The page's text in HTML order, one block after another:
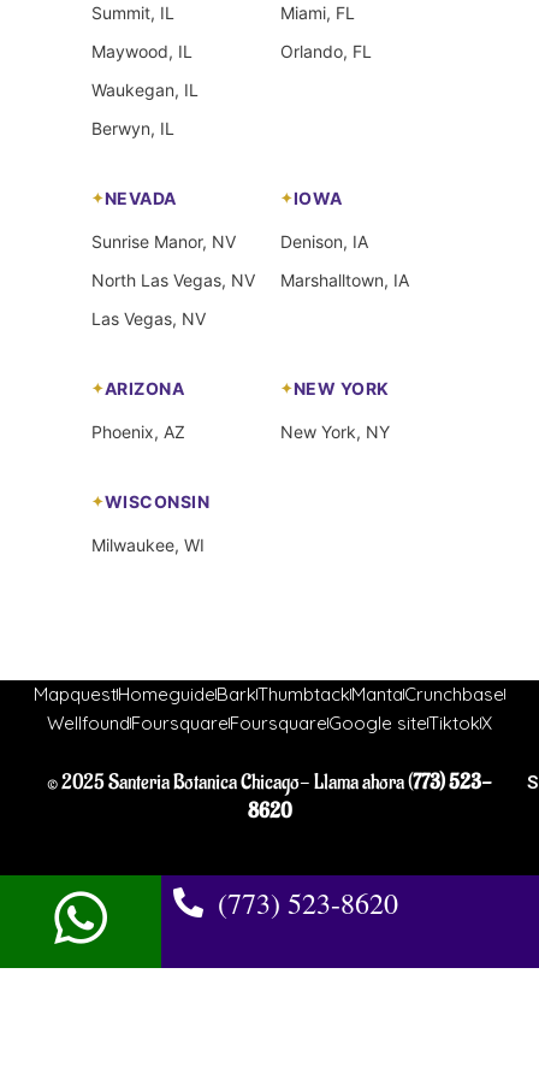
Summit, IL
Maywood, IL
Waukegan, IL
Berwyn, IL
Miami, FL
Orlando, FL
NEVADA
Sunrise Manor, NV
North Las Vegas, NV
Las Vegas, NV
IOWA
Denison, IA
Marshalltown, IA
ARIZONA
Phoenix, AZ
NEW YORK
New York, NY
WISCONSIN
Milwaukee, WI
MapquestHomeguideBarkThumbtackMantaCrunchbase
WellfoundFoursquareFoursquareGoogle siteTiktokX
© 2025 Santeria Botanica Chicago- Llama ahora (773) 523-
8620
(773) 523-8620